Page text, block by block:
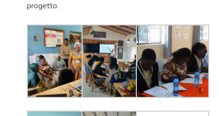
progetto.